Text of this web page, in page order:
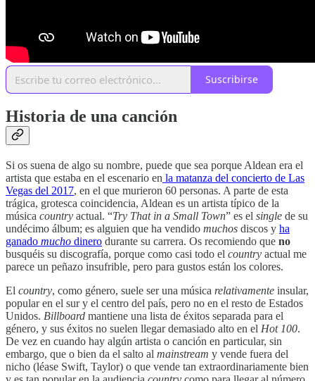
Suscribirse
Historia de una canción
Si os suena de algo su nombre, puede que sea porque Aldean era el
artista que estaba en el escenario en la matanza del concierto de Las
Vegas del 2017, en el que murieron 60 personas. A parte de esta
trágica, grotesca coincidencia, Aldean es un artista típico de la
música country actual. “Try That in a Small Town” es el single de su
undécimo álbum; es alguien que ha vendido muchos discos y ha
ganado mucho dinero durante su carrera. Os recomiendo que no
busquéis su discografía, porque como casi todo el country actual me
parece un peñazo insufrible, pero para gustos están los colores.
El country, como género, suele ser una música relativamente insular,
popular en el sur y el centro del país, pero no en el resto de Estados
Unidos. Billboard mantiene una lista de éxitos separada para el
género, y sus éxitos no suelen llegar demasiado alto en el Hot 100.
De vez en cuando hay algún artista o canción en particular, sin
embargo, que o bien da el salto al mainstream y vende fuera del
nicho (léase Swift, Taylor) o que vende tan extraordinariamente bien